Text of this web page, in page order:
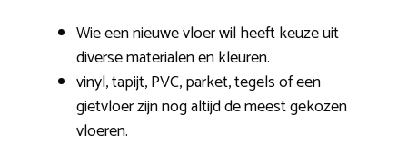
Wie een nieuwe vloer wil heeft keuze uit
diverse materialen en kleuren.
vinyl, tapijt, PVC, parket, tegels of een
gietvloer zijn nog altijd de meest gekozen
vloeren.